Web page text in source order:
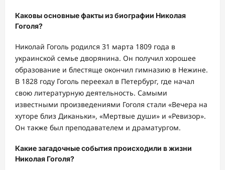
Каковы основные факты из биографии Николая
Гоголя?
Николай Гоголь родился 31 марта 1809 года в
украинской семье дворянина. Он получил хорошее
образование и блестяще окончил гимназию в Нежине.
В 1828 году Гоголь переехал в Петербург, где начал
свою литературную деятельность. Самыми
известными произведениями Гоголя стали «Вечера на
хуторе близ Диканьки», «Мертвые души» и «Ревизор».
Он также был преподавателем и драматургом.
Какие загадочные события происходили в жизни
Николая Гоголя?